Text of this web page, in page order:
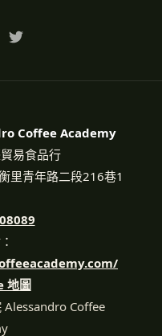
Coffee Academy
易食品行
里青年路二段216巷1
地圖
Coffee